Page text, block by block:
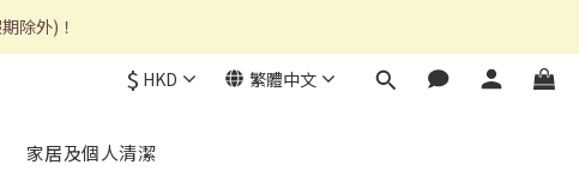
除外)！
$ HKD 繁體中文
家居及個人清潔